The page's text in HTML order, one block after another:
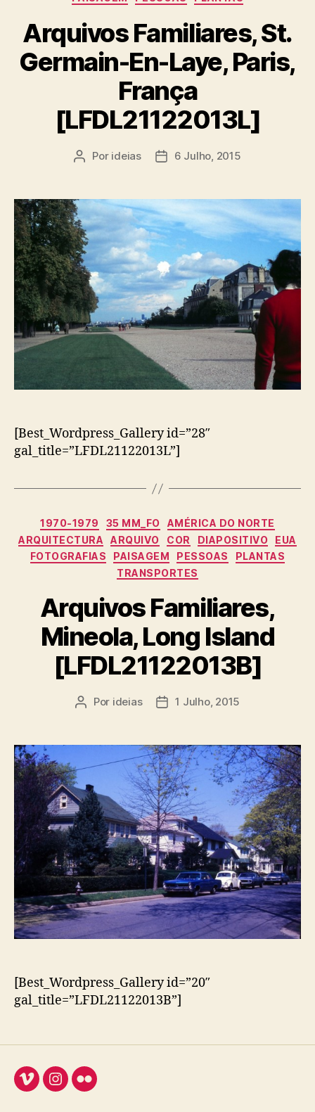
Arquivos Familiares, St.
Germain-En-Laye, Paris,
França
[LFDL21122013L]
Autor
Por ideias
Data6 Julho, 2015
[Best_Wordpress_Gallery id=”28″
gal_title=”LFDL21122013L”]
Categorias
1970-1979 35 MM_FO
AMÉRICA DO NORTE
ARQUITECTURA
ARQUIVO COR DIAPOSITIVO
EUA
FOTOGRAFIAS
PAISAGEM PESSOAS
PLANTAS
TRANSPORTES
Arquivos Familiares,
Mineola, Long Island
[LFDL21122013B]
Autor
Por ideias
Data1 Julho, 2015
[Best_Wordpress_Gallery id=”20″
gal_title=”LFDL21122013B”]
VimeoInstagram
Flickr